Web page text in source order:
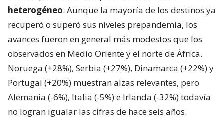
heterogéneo. Aunque la mayoría de los destinos ya
recuperó o superó sus niveles prepandemia, los
avances fueron en general más modestos que los
observados en Medio Oriente y el norte de África.
Noruega (+28%), Serbia (+27%), Dinamarca (+22%) y
Portugal (+20%) muestran alzas relevantes, pero
Alemania (-6%), Italia (-5%) e Irlanda (-32%) todavía
no logran igualar las cifras de hace seis años.